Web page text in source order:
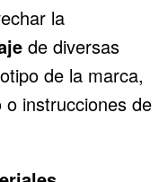
la
de diversas
de la marca,
instrucciones de